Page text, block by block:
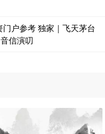
户参考 独家｜飞天茅台
信演叨